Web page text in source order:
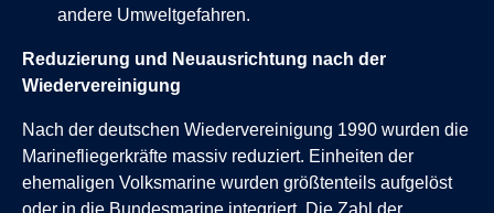
andere Umweltgefahren.
Reduzierung und Neuausrichtung nach der
Wiedervereinigung
Nach der deutschen Wiedervereinigung 1990 wurden die
Marinefliegerkräfte massiv reduziert. Einheiten der
ehemaligen Volksmarine wurden größtenteils aufgelöst
oder in die Bundesmarine integriert. Die Zahl der